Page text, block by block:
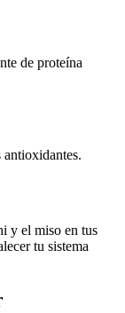
de proteína
y el miso en tus
tu sistema